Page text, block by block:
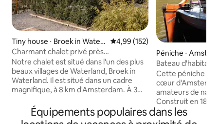
Tiny house ⋅ Broek in Waterl
and
Évaluation moyenne sur la
4,99 (152)
Charmant chalet privé près
d'Amsterdam
Notre chalet est situé dans l'un des plus
beaux villages de Waterland, Broek in
Waterland. Il est situé dans un cadre
magnifique, à 8 km d'Amsterdam. À 3
bus, ce qui signifie que vous serez à
Amsterdam Centraal en 12 minutes. La
Péniche ⋅
Bateau
parking dans le
Cette péniche
cœur
amateurs de
Construit en
anciens bateaux
situé dans le
Équipements populaires dans les